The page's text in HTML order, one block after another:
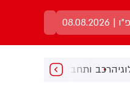
רכב ותחבורהמעניין